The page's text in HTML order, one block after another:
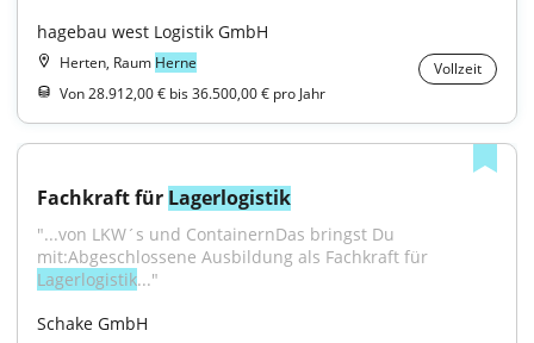
hagebau west Logistik GmbH
Herten, Raum Herne
Vollzeit
Von 28.912,00 € bis 36.500,00 € pro Jahr
Fachkraft für Lagerlogistik
"...von LKW´s und ContainernDas bringst Du
Lagerlogistik..."
Schake GmbH